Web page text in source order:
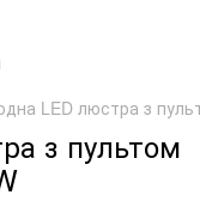
LED люстра з
з пультом